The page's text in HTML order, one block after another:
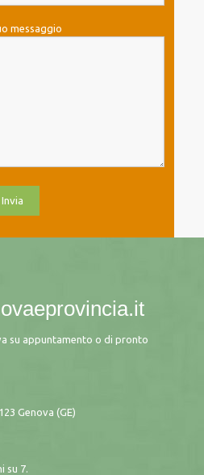
messaggio
su appuntamento o di pronto
Genova (GE)
su 7.